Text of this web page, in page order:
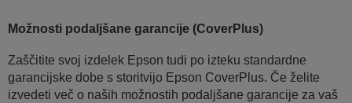
Možnosti podaljšane garancije (CoverPlus)
Zaščitite svoj izdelek Epson tudi po izteku standardne
garancijske dobe s storitvijo Epson CoverPlus. Če želite
izvedeti več o naših možnostih podaljšane garancije za vaš